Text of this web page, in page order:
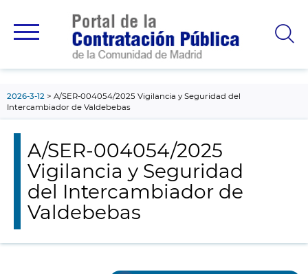
principal
2026-3-12
A/SER-004054/2025 Vigilancia y Seguridad del
Intercambiador de Valdebebas
A/SER-004054/2025
Vigilancia y Seguridad
del Intercambiador de
Valdebebas